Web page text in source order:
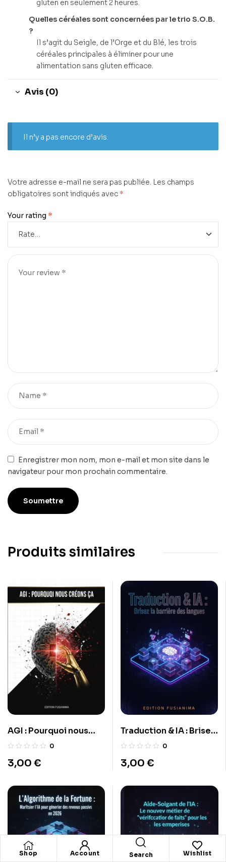
gluten en seulement 2 heures.
Quelles céréales sont concernées par le trio S.O.B.
?
Il s’agit du Seigle, de l’Orge et du Blé, les trois
céréales principales à éliminer pour une
alimentation sans gluten efficace.
Avis (0)
Il n’y a pas encore d’avis.
Votre adresse e-mail ne sera pas publiée. Les champs
obligatoires sont indiqués avec*
Your rating *
Enregistrer mon nom, mon e-mail et mon site dans le
navigateur pour mon prochain commentaire.
Produits similaires
AGI : Pourquoi nous
créons ça 0
3,00 €
Traduction & IA : Brisez
la barrière des langues
0
3,00 €
Shop Account Search Wishlist